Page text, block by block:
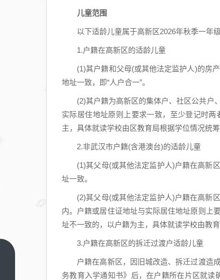
儿童范围
以下适龄儿童属于高新区2026年秋季一年
1.户籍在高新区的适龄儿童
(1)其户籍和父母(或其他法定监护人)的房产
地址一致，即“人户合一”。
(2)其户籍为高新区的集体户、社区公共户、
实际居住地址原则上要求一致，至少登记时
主，具体就读学校由区教育局根据学位情况统筹
2.非武汉市户籍(含港澳台)的适龄儿童
(1)其父母(或其他法定监护人)户籍在高新区
址一致。
(2)其父母(或其他法定监护人)户籍在高新区
内。户籍或居住证地址与实际居住地址原则上
址不一致的，以户籍为主，具体就读学校由教
3.户籍在高新区的拆迁过渡户适龄儿童
户籍在高新区，因旧城改造、拆迁过渡造成
务教育入学通知书》后，在户籍所在片区就